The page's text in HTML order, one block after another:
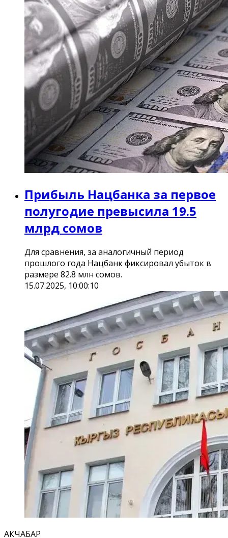
Прибыль Нацбанка за первое
полугодие превысила 19.5
млрд сомов
Для сравнения, за аналогичный период
прошлого года Нацбанк фиксировал убыток в
размере 82.8 млн сомов.
15.07.2025, 10:00:10
АКЧАБАР